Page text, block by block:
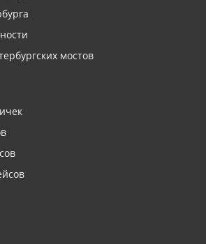
мостов